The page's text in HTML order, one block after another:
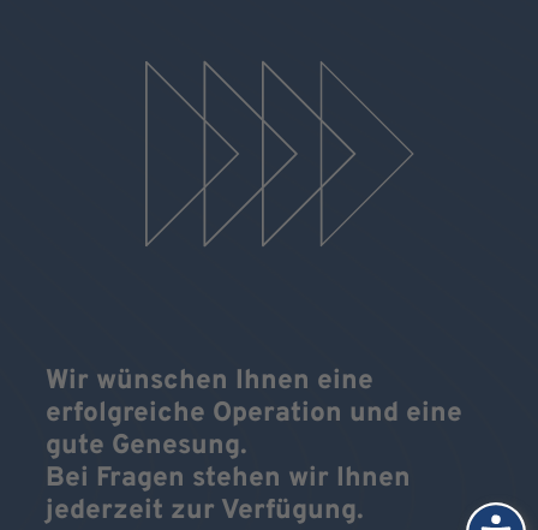
Wir wünschen Ihnen eine
erfolgreiche Operation und eine
gute Genesung.
Bei Fragen stehen wir Ihnen
jederzeit zur Verfügung.